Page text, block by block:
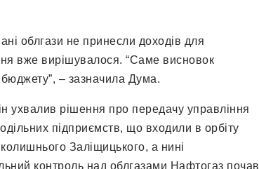
облгази не принесли доходів для
вже вирішувалося. “Саме висновок
– зазначила Дума.
ухвалив рішення про передачу управління
підприємств, що входили в орбіту
Заліщицького, а нині
контроль над облгазами Нафтогаз почав